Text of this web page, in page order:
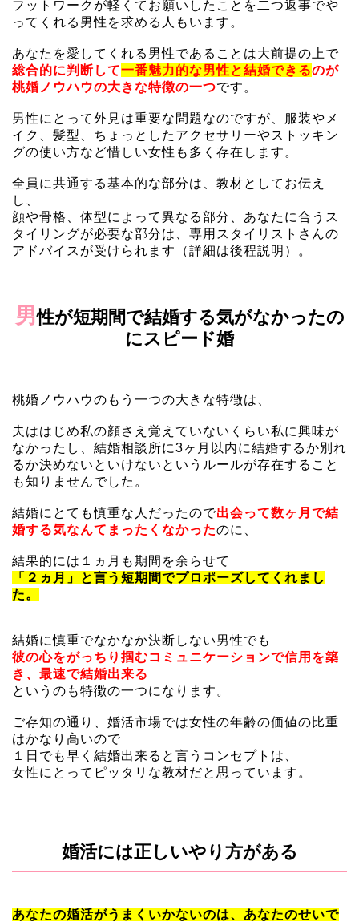
フットワークが軽くてお願いしたことを二つ返事でや
ってくれる男性を求める人もいます。
あなたを愛してくれる男性であることは大前提の上で
総合的に判断して一番魅力的な男性と結婚できるのが
桃婚ノウハウの大きな特徴の一つです。
男性にとって外見は重要な問題なのですが、服装やメ
イク、髪型、ちょっとしたアクセサリーやストッキン
グの使い方など惜しい女性も多く存在します。
全員に共通する基本的な部分は、教材としてお伝え
し、
顔や骨格、体型によって異なる部分、あなたに合うス
タイリングが必要な部分は、専用スタイリストさんの
アドバイスが受けられます（詳細は後程説明）。
男性が短期間で結婚する気がなかったの
にスピード婚
桃婚ノウハウのもう一つの大きな特徴は、
夫ははじめ私の顔さえ覚えていないくらい私に興味が
なかったし、結婚相談所に3ヶ月以内に結婚するか別れ
るか決めないといけないというルールが存在すること
も知りませんでした。
結婚にとても慎重な人だったので出会って数ヶ月で結
婚する気なんてまったくなかったのに、
結果的には１ヵ月も期間を余らせて
「２ヵ月」と言う短期間でプロポーズしてくれまし
た。
結婚に慎重でなかなか決断しない男性でも
彼の心をがっちり 掴むコミュニケーションで信用を築
き、最速で結婚出来る
というのも特徴の一つになります。
ご存知の通り、婚活市場では女性の年齢の価値の比重
はかなり高いので
１日でも早く結婚出来ると言うコンセプトは、
女性にとってピッタリな教材だと思っています。
婚活には正しいやり方がある
あなたの婚活がうまくいかないのは、あなたのせいで